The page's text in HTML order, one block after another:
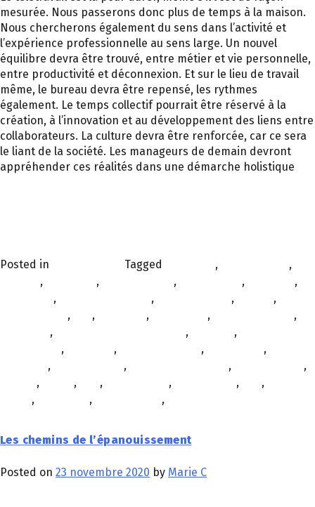
mesurée. Nous passerons donc plus de temps à la maison.
Nous chercherons également du sens dans l’activité et
l’expérience professionnelle au sens large. Un nouvel
équilibre devra être trouvé, entre métier et vie personnelle,
entre productivité et déconnexion. Et sur le lieu de travail
même, le bureau devra être repensé, les rythmes
également. Le temps collectif pourrait être réservé à la
création, à l’innovation et au développement des liens entre
collaborateurs. La culture devra être renforcée, car ce sera
le liant de la société. Les manageurs de demain devront
appréhender ces réalités dans une démarche holistique
Posted in Tagged ,
,
, , , ,
,
, , ,
,
, , , ,
,
, , ,
, , ,
,
, , ,
,
, , , , , ,
, , ,
Les chemins de l’épanouissement
Posted on 23 novembre 2020 by Marie C